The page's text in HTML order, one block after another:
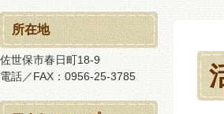
所在地
佐世保市春日町18-9
電話／FAX：0956-25-3785